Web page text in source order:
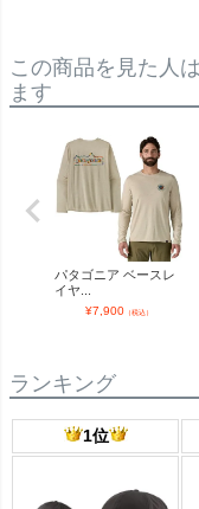
この商品を見た人
ます
パタゴニア ベースレ
イヤ...
¥7,900（税込）
ランキング
1位